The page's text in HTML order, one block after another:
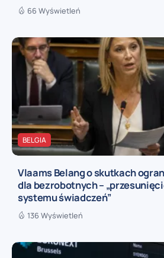
66 Wyświetleń
BELGIA
Vlaams Belang o skutkach
dla bezrobotnych –
systemu świadczeń”
136 Wyświetleń